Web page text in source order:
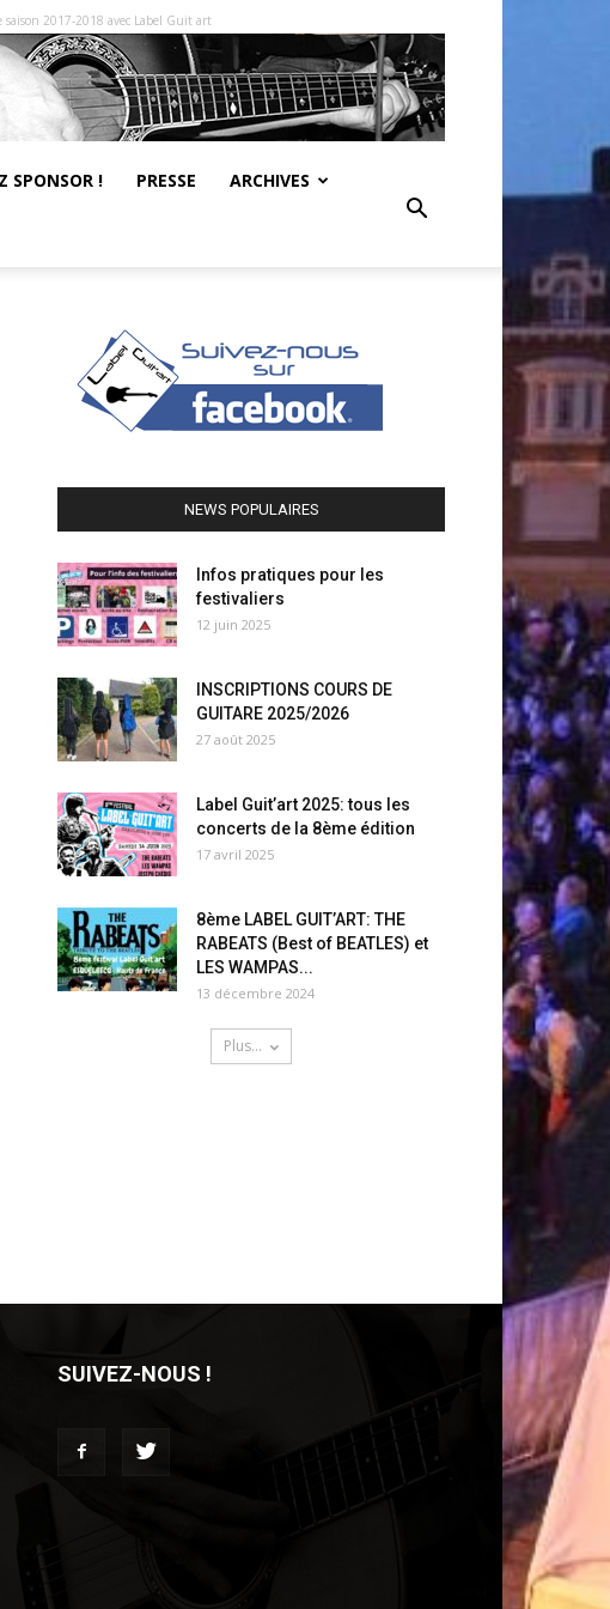
2017-2018 avec Label Guit art
SPONSOR ! PRESSE ARCHIVES
NEWS POPULAIRES
Infos pratiques pour les
festivaliers
12 juin 2025
INSCRIPTIONS COURS DE
GUITARE 2025/2026
27 août 2025
Label Guit’art 2025: tous les
concerts de la 8ème édition
17 avril 2025
8ème LABEL GUIT’ART: THE
RABEATS (Best of BEATLES) et
LES WAMPAS...
13 décembre 2024
Plus...
SUIVEZ-NOUS !